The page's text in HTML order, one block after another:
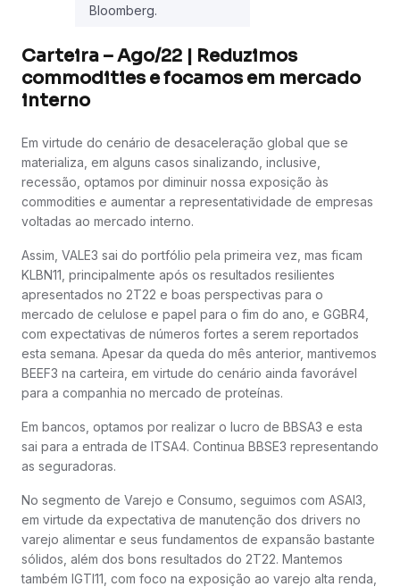
Bloomberg.
Carteira – Ago/22 | Reduzimos
commodities e focamos em mercado
interno
Em virtude do cenário de desaceleração global que se
materializa, em alguns casos sinalizando, inclusive,
recessão, optamos por diminuir nossa exposição às
commodities e aumentar a representatividade de empresas
voltadas ao mercado interno.
Assim, VALE3 sai do portfólio pela primeira vez, mas ficam
KLBN11, principalmente após os resultados resilientes
apresentados no 2T22 e boas perspectivas para o
mercado de celulose e papel para o fim do ano, e GGBR4,
com expectativas de números fortes a serem reportados
esta semana. Apesar da queda do mês anterior, mantivemos
BEEF3 na carteira, em virtude do cenário ainda favorável
para a companhia no mercado de proteínas.
Em bancos, optamos por realizar o lucro de BBSA3 e esta
sai para a entrada de ITSA4. Continua BBSE3 representando
as seguradoras.
No segmento de Varejo e Consumo, seguimos com ASAI3,
em virtude da expectativa de manutenção dos drivers no
varejo alimentar e seus fundamentos de expansão bastante
sólidos, além dos bons resultados do 2T22. Mantemos
também IGTI11, com foco na exposição ao varejo alta renda,